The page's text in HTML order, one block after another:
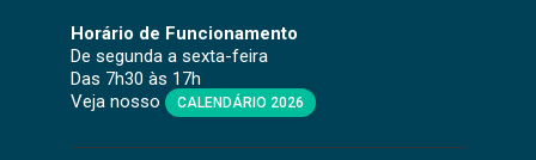
Horário de Funcionamento
De segunda a sexta-feira
Das 7h30 às 17h
Veja nosso
CALENDÁRIO 2026